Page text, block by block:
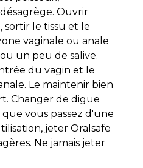
Ouvrir
sortir le tissu et le
vaginale ou anale
un peu de salive.
du vagin et le
Le maintenir bien
Changer de digue
vous passez d'une
jeter Oralsafe
Ne jamais jeter